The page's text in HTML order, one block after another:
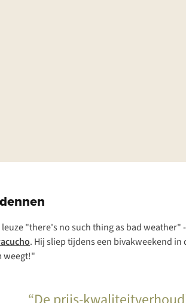
"there's no such thing as bad weather"
. Hij sliep tijdens een bivakweekend
weegt!"